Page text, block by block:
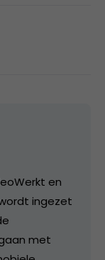
en
ingezet
met